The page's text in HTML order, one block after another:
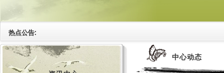
热点公告:
中心动态